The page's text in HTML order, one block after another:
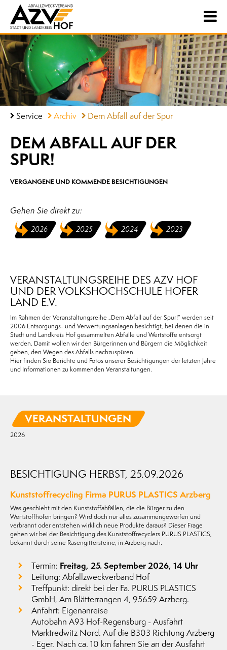
Service Archiv Dem Abfall auf der Spur
DEM ABFALL AUF DER
SPUR!
VERGANGENE UND KOMMENDE BESICHTIGUNGEN
Gehen Sie direkt zu:
2026 2025 2024 2023
VERANSTALTUNGSREIHE DES AZV HOF
UND DER VOLKSHOCHSCHULE HOFER
LAND E.V.
Im Rahmen der Veranstaltungsreihe „Dem Abfall auf der Spur!“ werden seit
2006 Entsorgungs- und Verwertungsanlagen besichtigt, bei denen die in
Stadt und Landkreis Hof gesammelten Abfälle und Wertstoffe entsorgt
werden. Damit wollen wir den Bürgerinnen und Bürgern die Möglichkeit
geben, den Wegen des Abfalls nachzuspüren.
Hier finden Sie Berichte und Fotos unserer Besichtigungen der letzten Jahre
und Informationen zu kommenden Veranstaltungen.
VERANSTALTUNGEN
2026
BESICHTIGUNG HERBST, 25.09.2026
Kunststoffrecycling Firma PURUS PLASTICS Arzberg
Was geschieht mit den Kunststoffabfällen, die die Bürger zu den
Wertstoffhöfen bringen? Wird doch nur alles zusammengeworfen und
verbrannt oder entstehen wirklich neue Produkte daraus? Dieser Frage
gehen wir bei der Besichtigung des Kunststoffrecyclers PURUS PLASTICS,
bekannt durch seine Rasengittersteine, in Arzberg nach.
Termin: Freitag, 25. September 2026, 14 Uhr
Leitung: Abfallzweckverband Hof
Treffpunkt: direkt bei der Fa. PURUS PLASTICS
GmbH, Am Blätterrangen 4, 95659 Arzberg.
Anfahrt: Eigenanreise
Autobahn A93 Hof-Regensburg - Ausfahrt
Marktredwitz Nord. Auf die B303 Richtung Arzberg
- Eger. Nach ca. 10 km fahren Sie an der Ausfahrt